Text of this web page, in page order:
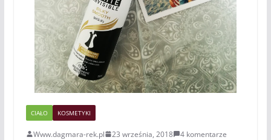
CIAŁO KOSMETYKI
Www.dagmara-rek.pl 23 września, 2018
4 komentarze